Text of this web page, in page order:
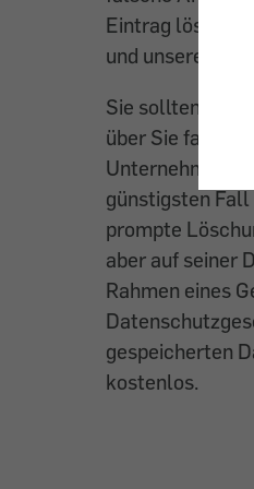
Eintrag löschen
und unsere
Sie sollten den
über Sie falsche
Unternehmen,
günstigsten Fall
prompte
aber auf seiner
Rahmen eines
gespeicherten
kostenlos.